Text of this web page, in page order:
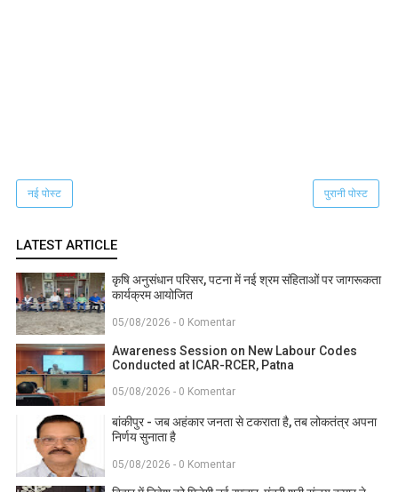
नई पोस्ट पुरानी पोस्ट
LATEST ARTICLE
कृषि अनुसंधान परिसर, पटना में नई श्रम संहिताओं पर जागरूकता
कार्यक्रम आयोजित
05/08/2026 - 0 Komentar
Awareness Session on New Labour Codes
Conducted at ICAR-RCER, Patna
05/08/2026 - 0 Komentar
बांकीपुर - जब अहंकार जनता से टकराता है, तब लोकतंत्र अपना
निर्णय सुनाता है
05/08/2026 - 0 Komentar